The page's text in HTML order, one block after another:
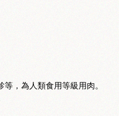
，為人類食用等級用肉。